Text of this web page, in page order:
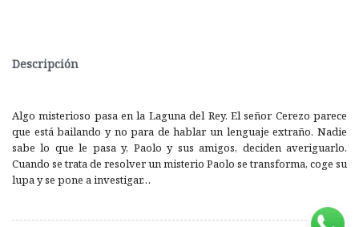
Descripción
Algo misterioso pasa en la Laguna del Rey. El señor Cerezo parece
que está bailando y no para de hablar un lenguaje extraño. Nadie
sabe lo que le pasa y, Paolo y sus amigos, deciden averiguarlo.
Cuando se trata de resolver un misterio Paolo se transforma, coge su
lupa y se pone a investigar…